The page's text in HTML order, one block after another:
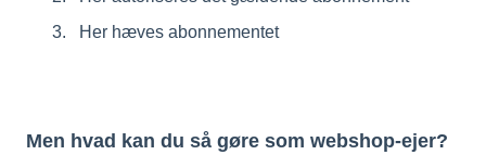
Her hæves abonnementet
Men hvad kan du så gøre som webshop-ejer?